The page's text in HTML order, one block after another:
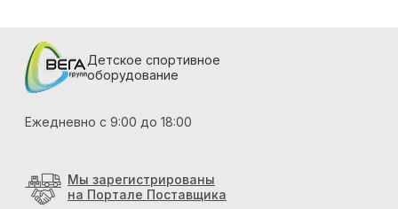
Детское спортивное
оборудование
Ежедневно с 9:00 до 18:00
Мы зарегистрированы
на Портале Поставщика